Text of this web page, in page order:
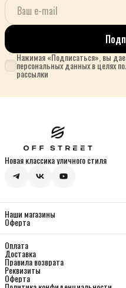
Нажимая «Подписаться», вы
персональных данных в целях
рассылки
Новая классика уличного стиля
Наши магазины
Оферта
Оплата
Доставка
Правила возврата
Реквизиты
Оферта